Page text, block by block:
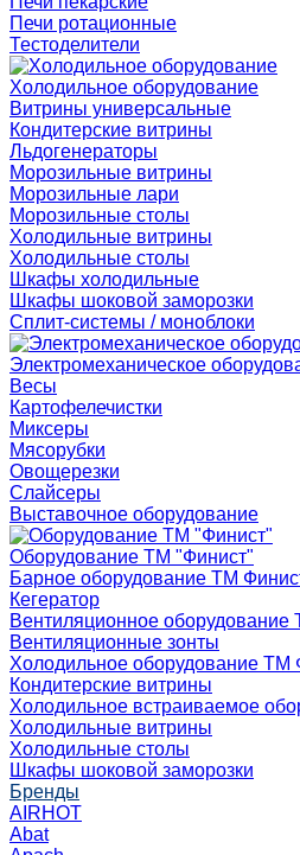
Печи ротационные
Тестоделители
Холодильное оборудование
Витрины универсальные
Кондитерские витрины
Льдогенераторы
Морозильные витрины
Морозильные лари
Морозильные столы
Холодильные витрины
Холодильные столы
Шкафы холодильные
Шкафы шоковой заморозки
Сплит-системы / моноблоки
Электромеханическое
Весы
Картофелечистки
Миксеры
Мясорубки
Овощерезки
Слайсеры
Выставочное оборудование
Оборудование ТМ "Финист"
Барное оборудование ТМ
Кегератор
Вентиляционное оборудование
Вентиляционные зонты
Холодильное оборудование ТМ
Кондитерские витрины
Холодильное встраиваемое
Холодильные витрины
Холодильные столы
Шкафы шоковой заморозки
Бренды
AIRHOT
Abat